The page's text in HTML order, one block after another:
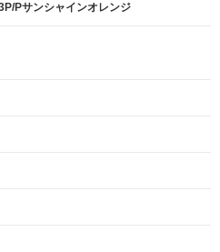
Pサンシャインオレンジ